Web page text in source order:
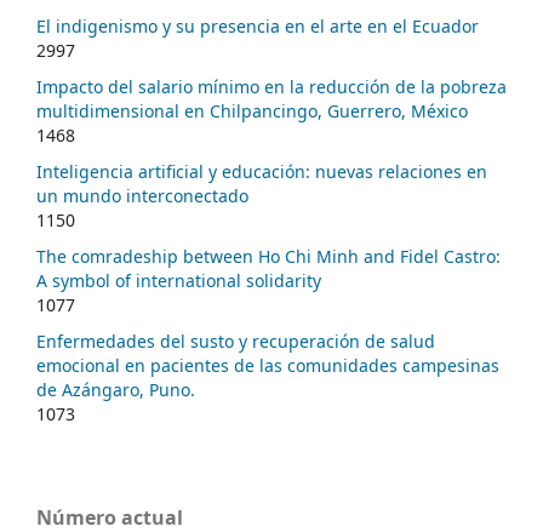
El indigenismo y su presencia en el arte en el Ecuador
2997
Impacto del salario mínimo en la reducción de la pobreza
multidimensional en Chilpancingo, Guerrero, México
1468
Inteligencia artificial y educación: nuevas relaciones en
un mundo interconectado
1150
The comradeship between Ho Chi Minh and Fidel Castro:
A symbol of international solidarity
1077
Enfermedades del susto y recuperación de salud
emocional en pacientes de las comunidades campesinas
de Azángaro, Puno.
1073
Número actual